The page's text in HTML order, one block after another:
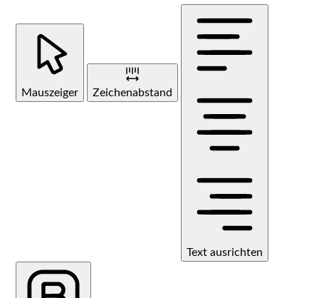
Mauszeiger Zeichenabstand
Text ausrichten